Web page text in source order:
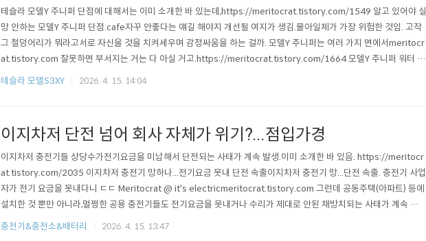
테슬라 모델Y 주니퍼 단점에 대해서는 이미 소개한 바 있는데,https://meritocrat.tistory.com/1549 알고 있어야 실
망 안하는 모델Y 주니퍼 단점.cafe자꾸 안좋다는 얘길 해야지 개선될 여지가 생김.물아일체가 가장 위험한 것임. 고작
그 철덩어리가 뭐라고서로 자신을 것을 치켜세우며 감정싸움을 하는 걸까. 모델Y 주니퍼는 여러 가지 면에서meritocr
at.tistory.com 잘못하면 부서지는 거는 다 아실 거고.https://meritocrat.tistory.com/1664 모델Y 주니퍼 워터 에
디션 등장에 술렁.ggondae380만원 수리비 나왔다는데,왜 나는 문제된 적 없는데 하자 차 만드냐고 난리. 한국 사람들
테슬라 모델S3XY 2026. 4. 15. 14:04
이지차저 단전 넘어 회사 자체가 위기?...점입가경
이지차저 충전기들 상당수가전기요금을 미납해서 단전되는 사태가 계속 발생.이미 소개한 바 있음. https://meritocr
at.tistory.com/2035 이지차저 충전기 망하나...전기요금 못내 단전 속출이지차저 충전기 망...단전 속출. 충전기 사업
자가 전기 요금을 못내다니 ㄷㄷ Meritocrat @ it's electricmeritocrat.tistory.com 그런데 공동주택(아파트) 등에
설치한 것 뿐만 아니라,멀쩡한 공용 충전기들도 전기요금을 못내거나 수리가 제대로 안된 채방치되는 사태가 계속 속
출. 위는 고속도로 충전소 충전기라는데점검중 이라고 하고 그대로 방치 중 ㄷㄷ 월급을 안줘서 출장올 기사가 없다고
충전기&충전소&배터리 2026. 4. 15. 13:47